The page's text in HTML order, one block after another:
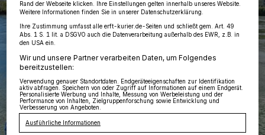
Rand der Webseite klicken. Ihre Einstellungen gelten innerhalb unseres Website.
Weitere Informationen finden Sie in unserer Datenschutzerklärung.
Ihre Zustimmung umfasst alle erft-kurier.de-Seiten und schließt gem. Art. 49
Abs. 1 S. 1 lit. a DSGVO auch die Datenverarbeitung außerhalb des EWR, z.B. in
den USA ein.
Wir und unsere Partner verarbeiten Daten, um Folgendes
bereitzustellen:
Verwendung genauer Standortdaten. Endgeräteeigenschaften zur Identifikation
aktiv abfragen. Speichern von oder Zugriff auf Informationen auf einem Endgerät.
Personalisierte Werbung und Inhalte, Messung von Werbeleistung und der
Performance von Inhalten, Zielgruppenforschung sowie Entwicklung und
Verbesserung von Angeboten.
Ausführliche Informationen